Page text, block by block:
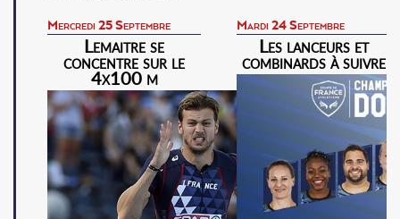
Mercredi 25 Septembre
Lemaitre se
concentre sur le
4x100 m
Mardi 24 Septembre
Les lanceurs et
combinards à suivre